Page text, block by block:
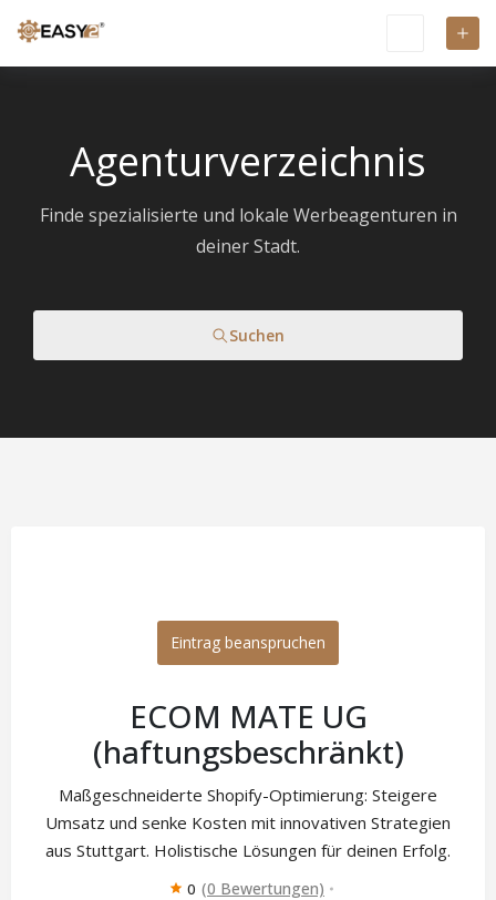
Agenturverzeichnis
Finde spezialisierte und lokale Werbeagenturen in
deiner Stadt.
Suchen
Eintrag beanspruchen
ECOM MATE UG
(haftungsbeschränkt)
Maßgeschneiderte Shopify-Optimierung: Steigere
Umsatz und senke Kosten mit innovativen Strategien
aus Stuttgart. Holistische Lösungen für deinen Erfolg.
0 (0 Bewertungen)